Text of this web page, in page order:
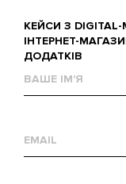
КЕЙСИ З
ІНТЕРНЕТ-
ДОДАТКІВ
им'я
mail